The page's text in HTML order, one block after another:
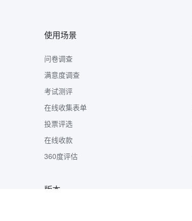
使用场景
问卷调查
满意度调查
考试测评
在线收集表单
投票评选
在线收款
360度评估
版本